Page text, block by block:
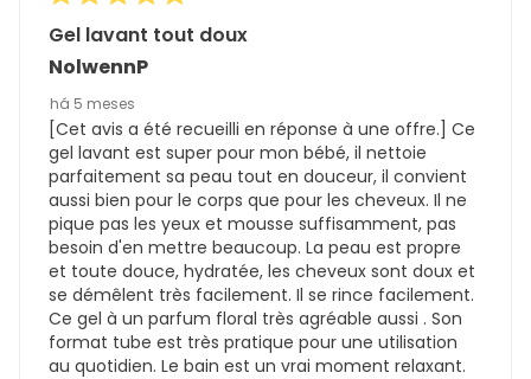
Gel lavant tout doux
NolwennP
há 5 meses
[Cet avis a été recueilli en réponse à une offre.] Ce
gel lavant est super pour mon bébé, il nettoie
parfaitement sa peau tout en douceur, il convient
aussi bien pour le corps que pour les cheveux. Il ne
pique pas les yeux et mousse suffisamment, pas
besoin d'en mettre beaucoup. La peau est propre
et toute douce, hydratée, les cheveux sont doux et
se démêlent très facilement. Il se rince facilement.
Ce gel à un parfum floral très agréable aussi . Son
format tube est très pratique pour une utilisation
au quotidien. Le bain est un vrai moment relaxant.